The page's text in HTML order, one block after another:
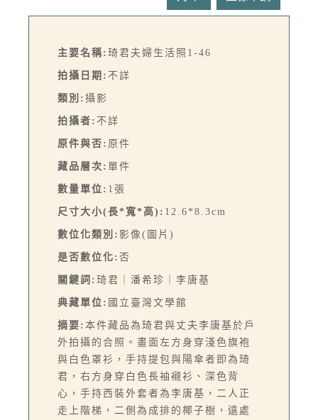
主要名稱: 琦君夫婦生活照1-46
拍攝日期: 不詳
類別: 攝影
拍攝者: 不詳
原件與否: 原件
藏品層次: 單件
數量單位: 1張
尺寸大小(長*寬*高): 12.6*8.3cm
數位化類別: 影像(圖片)
是否數位化: 否
關鍵詞: 琦君｜潘希珍｜李唐基
典藏單位: 國立臺灣文學館
摘要: 本件藏品為琦君與丈夫李唐基於戶
外拍攝的合照。畫面左方身穿淺色旗袍
與白色罩衫，手持提包與陽傘者即為琦
君，右方身穿白色長袖襯衫、深色背
心，手持西裝外套者為李唐基，二人正
走上階梯，二側為成排的椰子樹，遠處